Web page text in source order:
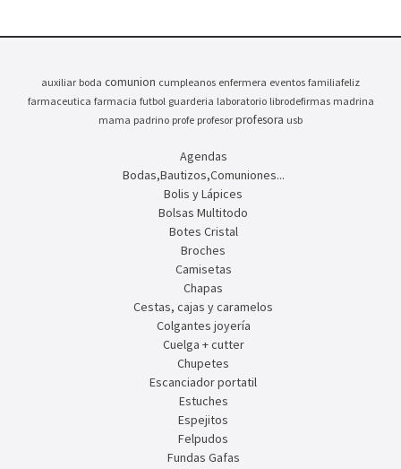
auxiliar boda comunion cumpleanos enfermera eventos familiafeliz
farmaceutica farmacia futbol guarderia laboratorio librodefirmas madrina
mama padrino profe profesor profesora usb
Agendas
Bodas,Bautizos,Comuniones...
Bolis y Lápices
Bolsas Multitodo
Botes Cristal
Broches
Camisetas
Chapas
Cestas, cajas y caramelos
Colgantes joyería
Cuelga + cutter
Chupetes
Escanciador portatil
Estuches
Espejitos
Felpudos
Fundas Gafas